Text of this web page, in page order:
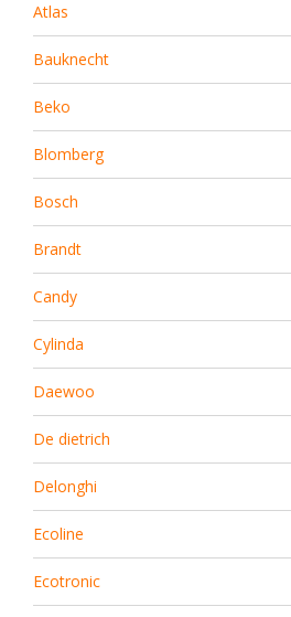
Atlas
Bauknecht
Beko
Blomberg
Bosch
Brandt
Candy
Cylinda
Daewoo
De dietrich
Delonghi
Ecoline
Ecotronic